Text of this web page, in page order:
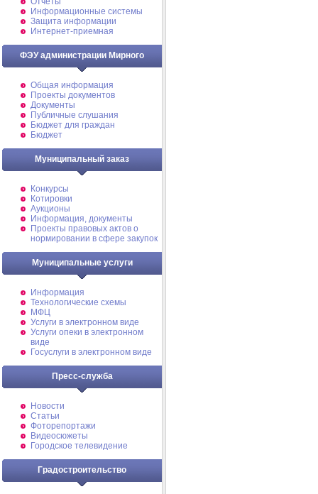
Информационные системы
Защита информации
Интернет-приемная
ФЭУ администрации Мирного
Общая информация
Проекты документов
Документы
Публичные слушания
Бюджет для граждан
Бюджет
Муниципальный заказ
Конкурсы
Котировки
Аукционы
Информация, документы
Проекты правовых актов о
нормировании в сфере закупок
Муниципальные услуги
Информация
Технологические схемы
МФЦ
Услуги в электронном виде
Услуги опеки в электронном
виде
Госуслуги в электронном виде
Пресс-служба
Новости
Статьи
Фоторепортажи
Видеосюжеты
Городское телевидение
Градостроительство